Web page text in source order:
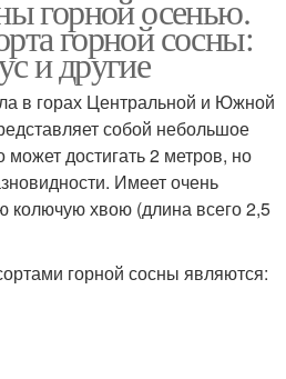
горной осенью.
горной сосны:
и другие
в горах Центральной и Южной
собой небольшое
может достигать 2 метров, но
Имеет очень
колючую хвою (длина всего 2,5
горной сосны являются: